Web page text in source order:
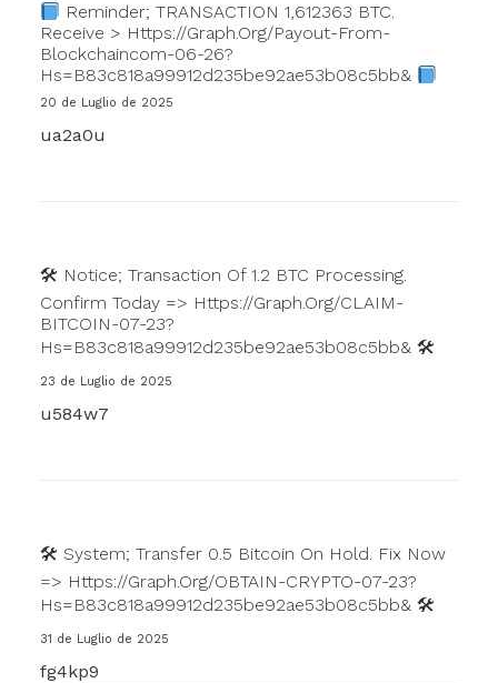
Reminder; TRANSACTION 1,612363 BTC.
Receive > Https://graph.org/Payout-From-
Blockchaincom-06-26?
Hs=b83c818a99912d235be92ae53b08c5bb&
20 de Luglio de 2025
ua2a0u
🛠 Notice; Transaction Of 1.2 BTC Processing.
Confirm Today => Https://graph.org/CLAIM-
BITCOIN-07-23?
Hs=b83c818a99912d235be92ae53b08c5bb& 🛠
23 de Luglio de 2025
u584w7
🛠 System; Transfer 0.5 Bitcoin On Hold. Fix Now
=> Https://graph.org/OBTAIN-CRYPTO-07-23?
Hs=b83c818a99912d235be92ae53b08c5bb& 🛠
31 de Luglio de 2025
fg4kp9